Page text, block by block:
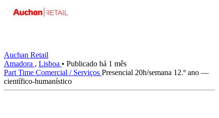
Auchan Retail
Amadora , Lisboa • Publicado há 1 mês
Part Time Comercial / Serviços Presencial 20h/semana 12.º ano —
científico-humanístico